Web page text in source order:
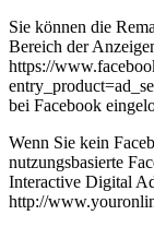
Sie können die
Bereich der
https://
bei Facebook
Wenn Sie kein
nutzungsbasierte
Interactive Digital
http://